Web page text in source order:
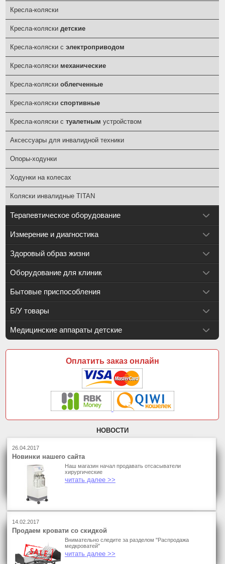
Кресла-коляски
Кресла-коляскидетские
Кресла-коляски сэлектроприводом
Кресла-коляски механические
Кресла-коляскиоблегченные
Кресла-коляскиспортивные
Кресла-коляски стуалетным устройством
Аксессуары для инвалидной техники
Опоры-ходунки
Ходунки на колесах
Коляски инвалидные TITAN
Терапевтическое оборудование
Измерение и диагностика
Здоровый образ жизни
Оборудование для клиник
Бытовые приспособления
Б/У товары
Медицинские аппараты детские
Оплатить заказ онлайн
НОВОСТИ
26.04.2017
Новинки нашего сайта
Наш магазин начал продавать отсасыватели
хирургические
читать далее >>
14.02.2017
Продаем кровати со скидкой
Внимательно следите за разделом "Распродажа
медкроватей"
читать далее >>